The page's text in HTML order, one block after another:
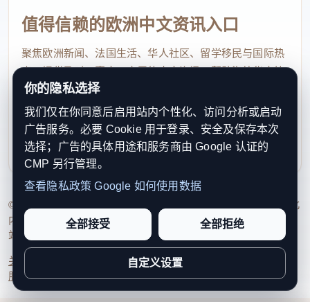
值得信赖的欧洲中文资讯入口
聚焦欧洲新闻、法国生活、华人社区、留学移民与国际热
点，提供及时、真实、实用的中文资讯，帮助海外华人快
速了解欧洲动态。
contact@xinouzhou.com
服务支持、版权与合作：工作日优先处理站务、投稿与权
利通知
© 2026 新欧洲·欧洲头条. All Rights Reserved. 本网站持续优化
内容透明度、联系方式与用户权利说明，以提升品牌信任感和
站点完整度。
关于我们 编辑规范日期归档隐私政策
服务条款联系我们
你的隐私选择
我们仅在你同意后启用站内个性化、访问分析或启动
广告服务。必要 Cookie 用于登录、安全及保存本次
选择；广告的具体用途和服务商由 Google 认证的
CMP 另行管理。
查看隐私政策 Google 如何使用数据
全部接受 全部拒绝
自定义设置